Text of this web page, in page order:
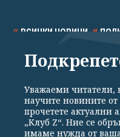
ВСИЧКИ НОВИНИ
СПОРТ КУЛТУРА
Уважаеми читатели,
научите новините
прочетете актуални
„Клуб Z“. Ние се
имаме нужда от